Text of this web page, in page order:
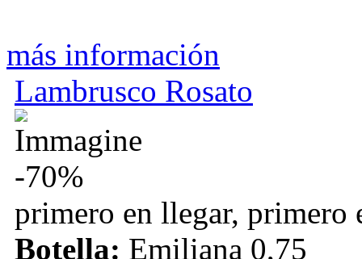
más información
Lambrusco Rosato
-70%
primero en llegar, primero
Botella: Emiliana 0,75